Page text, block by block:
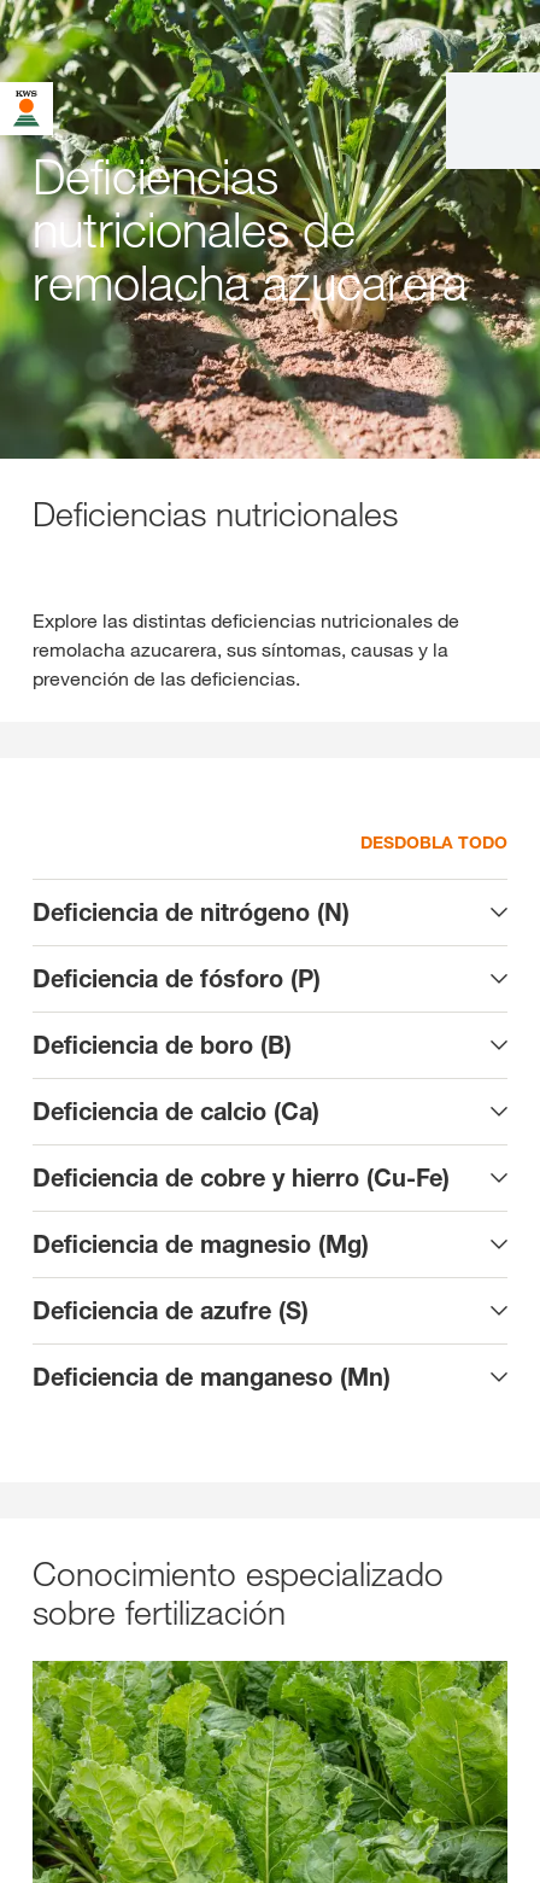
Deficiencias
nutricionales de
remolacha azucarera
Deficiencias nutricionales
Explore las distintas deficiencias nutricionales de
remolacha azucarera, sus síntomas, causas y la
prevención de las deficiencias.
DESDOBLA TODO
Deficiencia de nitrógeno (N)
Deficiencia de fósforo (P)
Deficiencia de boro (B)
Deficiencia de calcio (Ca)
Deficiencia de cobre y hierro (Cu-Fe)
Deficiencia de magnesio (Mg)
Deficiencia de azufre (S)
Deficiencia de manganeso (Mn)
Conocimiento especializado
sobre fertilización